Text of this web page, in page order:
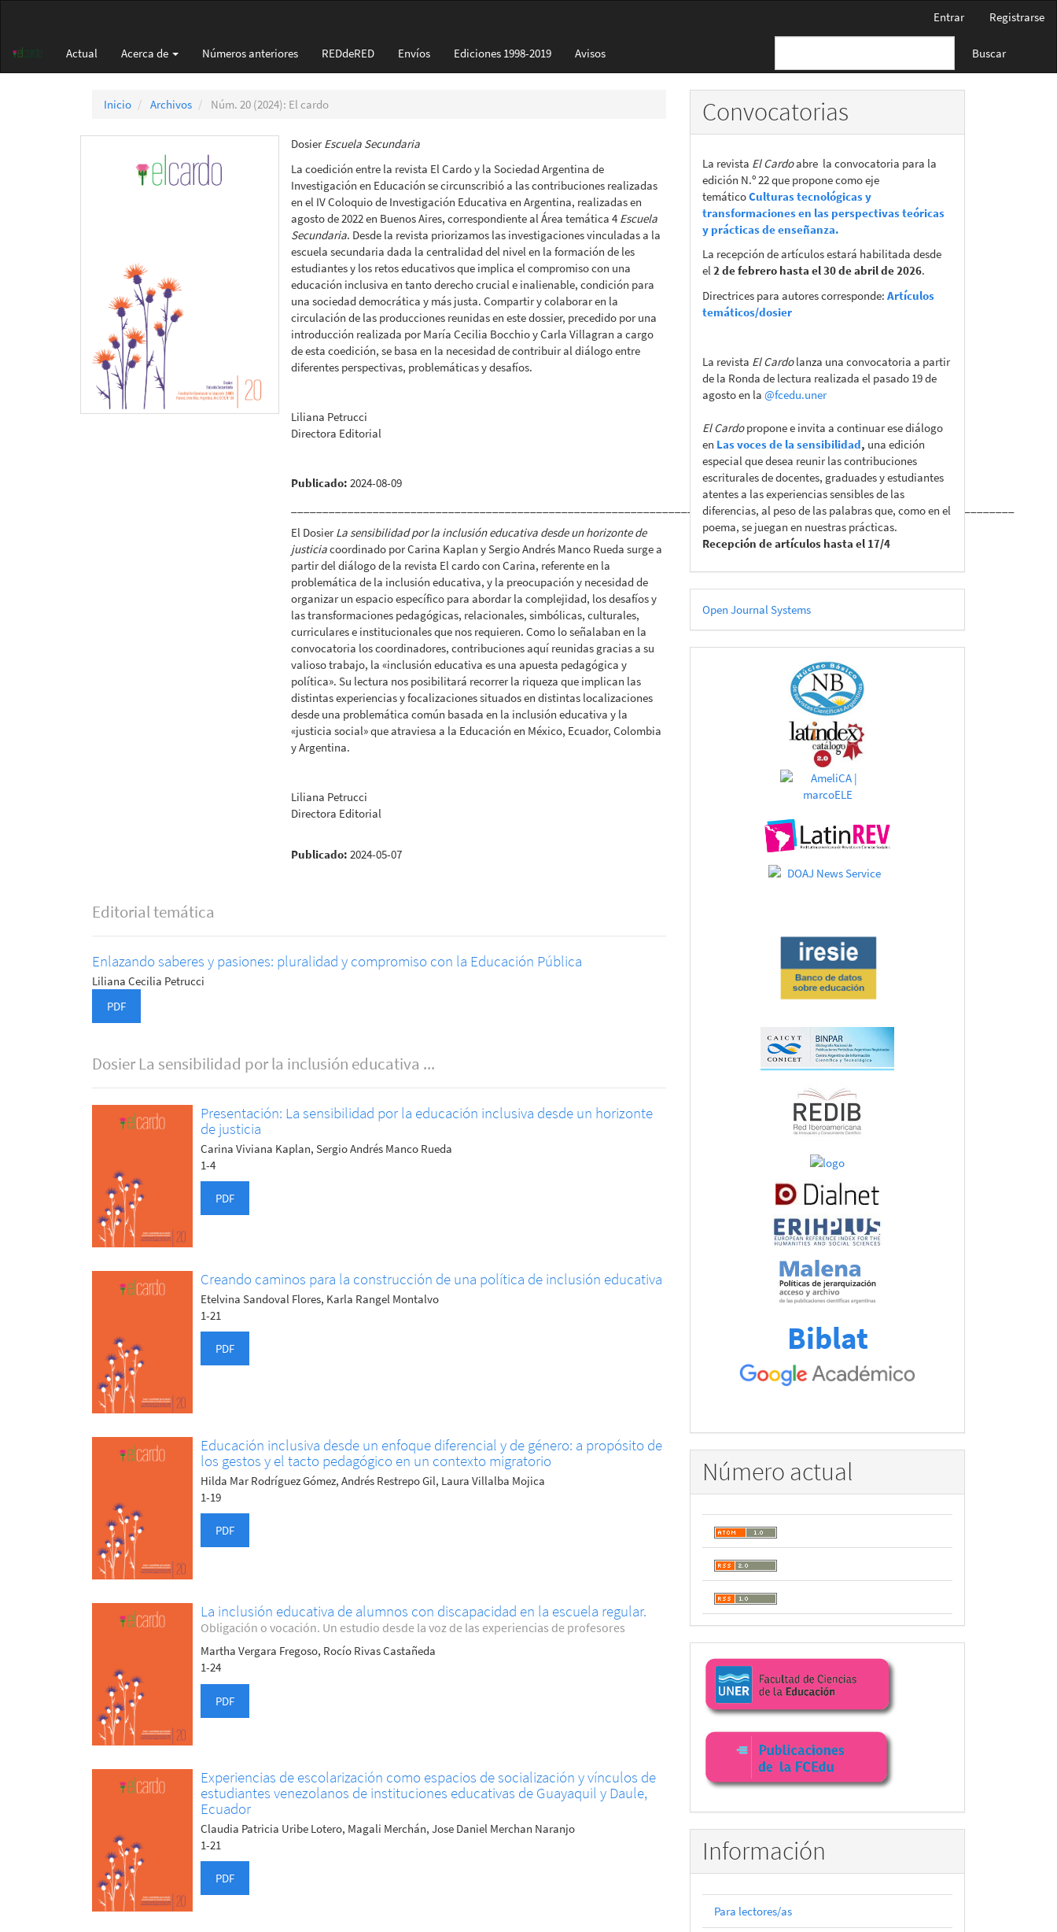
principal
Barra
Entrar Registrarse
Actual Acerca de Números anteriores REDdeRED Envíos Ediciones 1998-2019 Avisos Buscar
Inicio Archivos Núm. 20 (2024): El cardo
DosierEscuela Secundaria
La coedición entre la revista El Cardo y la Sociedad Argentina de
Investigación en Educación se circunscribió a las contribuciones realizadas
en el IV Coloquio de Investigación Educativa en Argentina, realizadas en
agosto de 2022 en Buenos Aires, correspondiente al Área temática 4 Escuela
Secundaria. Desde la revista priorizamos las investigaciones vinculadas a la
escuela secundaria dada la centralidad del nivel en la formación de les
estudiantes y los retos educativos que implica el compromiso con una
educación inclusiva en tanto derecho crucial e inalienable, condición para
una sociedad democrática y más justa. Compartir y colaborar en la
circulación de las producciones reunidas en este dossier, precedido por una
introducción realizada por María Cecilia Bocchio y Carla Villagran a cargo
de esta coedición, se basa en la necesidad de contribuir al diálogo entre
diferentes perspectivas, problemáticas y desafíos.
Liliana Petrucci
Directora Editorial
Publicado:2024-08-09
___________________________________________________________________________________________________________________
El DosierLa sensibilidad por la inclusión educativa desde un horizonte de
justiciacoordinado por Carina Kaplan y Sergio Andrés Manco Rueda surge a
partir del diálogo de la revista El cardo con Carina, referente en la
problemática de la inclusión educativa, y la preocupación y necesidad de
organizar un espacio específico para abordar la complejidad, los desafíos y
las transformaciones pedagógicas, relacionales, simbólicas, culturales,
curriculares e institucionales que nos requieren. Como lo señalaban en la
convocatoria los coordinadores, contribuciones aquí reunidas gracias a su
valioso trabajo, la «inclusión educativa es una apuesta pedagógica y
política». Su lectura nos posibilitará recorrer la riqueza que implican las
distintas experiencias y focalizaciones situados en distintas localizaciones
desde una problemática común basada en la inclusión educativa y la
«justicia social» que atraviesa a la Educación en México, Ecuador, Colombia
y Argentina.
Liliana Petrucci
Directora Editorial
Publicado:2024-05-07
Editorial temática
Enlazando saberes y pasiones: pluralidad y compromiso con la Educación Pública
Liliana Cecilia Petrucci
PDF
Dosier La sensibilidad por la inclusión educativa ...
Presentación: La sensibilidad por la educación inclusiva desde un horizonte
de justicia
Carina Viviana Kaplan, Sergio Andrés Manco Rueda
1-4
PDF
Creando caminos para la construcción de una política de inclusión educativa
Etelvina Sandoval Flores, Karla Rangel Montalvo
1-21
PDF
Educación inclusiva desde un enfoque diferencial y de género: a propósito de
los gestos y el tacto pedagógico en un contexto migratorio
Hilda Mar Rodríguez Gómez, Andrés Restrepo Gil, Laura Villalba Mojica
1-19
PDF
La inclusión educativa de alumnos con discapacidad en la escuela regular.
Obligación o vocación. Un estudio desde la voz de las experiencias de profesores
Martha Vergara Fregoso, Rocío Rivas Castañeda
1-24
PDF
Experiencias de escolarización como espacios de socialización y vínculos de
estudiantes venezolanos de instituciones educativas de Guayaquil y Daule,
Ecuador
Claudia Patricia Uribe Lotero, Magali Merchán, Jose Daniel Merchan Naranjo
1-21
PDF
Convocatorias
La revista El Cardoabre la convocatoria para la
edición N.º 22 que propone como eje
temáticoCulturas tecnológicas y
transformaciones en las perspectivas teóricas
y prácticas de enseñanza.
La recepción de artículos estará habilitada desde
el2 de febrero hasta el 30 de abril de 2026.
Directrices para autores corresponde: Artículos
temáticos/dosier
La revista El Cardolanza una convocatoria a partir
de la Ronda de lectura realizada el pasado 19 de
agosto en la @fcedu.uner
El Cardopropone e invita a continuar ese diálogo
en Las voces de la sensibilidad, una edición
especial que desea reunir las contribuciones
escriturales de docentes, graduades y estudiantes
atentes a las experiencias sensibles de las
diferencias, al peso de las palabras que, como en el
poema, se juegan en nuestras prácticas.
Recepción de artículos hasta el 17/4
Desarrollado
por
Open Journal Systems
CATÁLOGOS
Biblat
Número actual
Enlaces
facultad
Información
Para lectores/as